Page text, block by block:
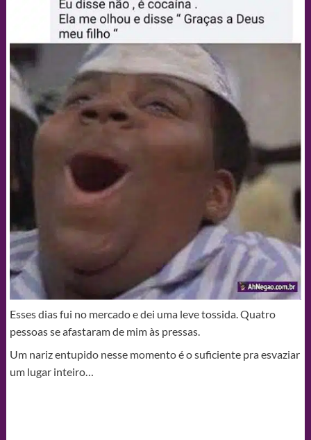
Esses dias fui no mercado e dei uma leve tossida. Quatro
pessoas se afastaram de mim às pressas.
Um nariz entupido nesse momento é o suficiente pra esvaziar
um lugar inteiro…